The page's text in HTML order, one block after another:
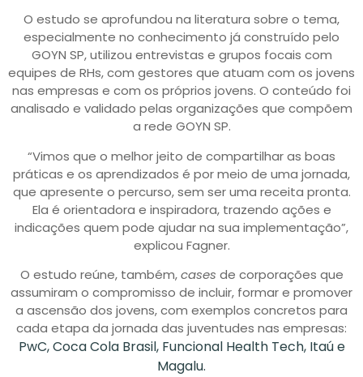
O estudo se aprofundou na literatura sobre o tema,
especialmente no conhecimento já construído pelo
GOYN SP, utilizou entrevistas e grupos focais com
equipes de RHs, com gestores que atuam com os jovens
nas empresas e com os próprios jovens. O conteúdo foi
analisado e validado pelas organizações que compõem
a rede GOYN SP.
“Vimos que o melhor jeito de compartilhar as boas
práticas e os aprendizados é por meio de uma jornada,
que apresente o percurso, sem ser uma receita pronta.
Ela é orientadora e inspiradora, trazendo ações e
indicações quem pode ajudar na sua implementação”,
explicou Fagner.
O estudo reúne, também,cases de corporações que
assumiram o compromisso de incluir, formar e promover
a ascensão dos jovens, com exemplos concretos para
cada etapa da jornada das juventudes nas empresas:
PwC, Coca Cola Brasil, Funcional Health Tech, Itaú e
Magalu.